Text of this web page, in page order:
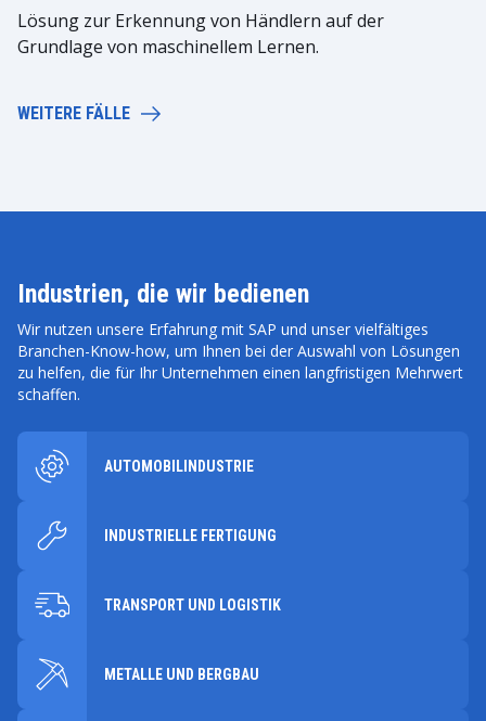
Lösung zur Erkennung von Händlern auf der
Grundlage von maschinellem Lernen.
WEITERE FÄLLE
Industrien, die wir bedienen
Wir nutzen unsere Erfahrung mit SAP und unser vielfältiges
Branchen-Know-how, um Ihnen bei der Auswahl von Lösungen
zu helfen, die für Ihr Unternehmen einen langfristigen Mehrwert
schaffen.
AUTOMOBILINDUSTRIE
INDUSTRIELLE FERTIGUNG
TRANSPORT UND LOGISTIK
METALLE UND BERGBAU